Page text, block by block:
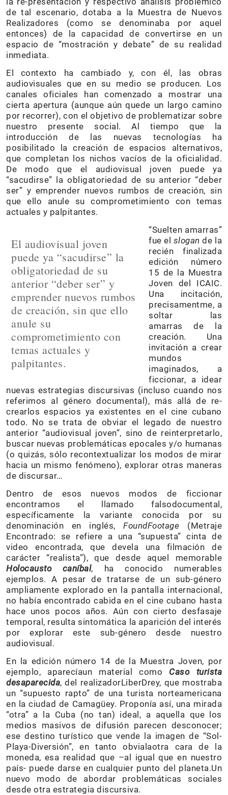
de tal escenario, dotaba a la Muestra de Nuevos
Realizadores (como se denominaba por aquel
entonces) de la capacidad de convertirse en un
espacio de “mostración y debate” de su realidad
inmediata.
El contexto ha cambiado y, con él, las obras
audiovisuales que en su medio se producen. Los
canales oficiales han comenzado a mostrar una
cierta apertura (aunque aún quede un largo camino
por recorrer), con el objetivo de problematizar sobre
nuestro presente social. Al tiempo que la
introducción de las nuevas tecnologías ha
posibilitado la creación de espacios alternativos,
que completan los nichos vacíos de la oficialidad.
De modo que el audiovisual joven puede ya
“sacudirse” la obligatoriedad de su anterior “deber
ser” y emprender nuevos rumbos de creación, sin
que ello anule su comprometimiento con temas
actuales y palpitantes.
El audiovisual joven
puede ya “sacudirse” la
obligatoriedad de su
anterior “deber ser” y
emprender nuevos rumbos
de creación, sin que ello
anule su
comprometimiento con
temas actuales y
palpitantes.
“Suelten amarras”
fue el slogan de la
recién finalizada
edición número
15 de la Muestra
Joven del ICAIC.
Una incitación,
precisamentme, a
soltar las
amarras de la
creación. Una
invitación a crear
mundos
imaginados, a
ficcionar, a idear
nuevas estrategias discursivas (incluso cuando nos
referimos al género documental), más allá de re-
crearlos espacios ya existentes en el cine cubano
todo. No se trata de obviar el legado de nuestro
anterior “audiovisual joven”, sino de reinterpretarlo,
buscar nuevas problemáticas epocales y/o humanas
(o quizás, sólo recontextualizar los modos de mirar
hacia un mismo fenómeno), explorar otras maneras
de discursar…
Dentro de esos nuevos modos de ficcionar
encontramos el llamado falsodocumental,
específicamente la variante conocida por su
denominación en inglés,FoundFootage (Metraje
Encontrado: se refiere a una “supuesta” cinta de
video encontrada, que devela una filmación de
carácter “realista”), que desde aquel memorable
Holocausto caníbal, ha conocido numerables
ejemplos. A pesar de tratarse de un sub-género
ampliamente explorado en la pantalla internacional,
no había encontrado cabida en el cine cubano hasta
hace unos pocos años. Aún con cierto desfasaje
temporal, resulta sintomática la aparición del interés
por explorar este sub-género desde nuestro
audiovisual.
En la edición número 14 de la Muestra Joven, por
ejemplo, aparecíaun material como Caso turista
desaparecida, del realizadorLiberDrey, que mostraba
un “supuesto rapto” de una turista norteamericana
en la ciudad de Camagüey. Proponía así, una mirada
“otra” a la Cuba (no tan) ideal, a aquella que los
medios masivos de difusión parecen desconocer;
ese destino turístico que vende la imagen de “Sol-
Playa-Diversión”, en tanto obvialaotra cara de la
moneda, esa realidad que –al igual que en nuestro
país- puede darse en cualquier punto del planeta.Un
nuevo modo de abordar problemáticas sociales
desde otra estrategia discursiva.